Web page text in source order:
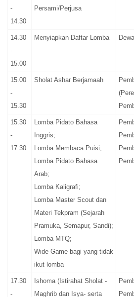
-
14.30
Persami/Perjusa
14.30
-
15.00
Menyiapkan Daftar Lomba
15.00
-
15.30
Sholat Ashar Berjamaah
15.30
-
17.30
Lomba Pidato Bahasa
Inggris;
Lomba Membaca Puisi;
Lomba Pidato Bahasa
Arab;
Lomba Kaligrafi;
Lomba Master Scout dan
Materi Tekpram (Sejarah
Pramuka, Semapur, Sandi);
Lomba MTQ;
Wide Game bagi yang tidak
ikut lomba
17.30
-
Ishoma (Istirahat Sholat -
Maghrib dan Isya- serta